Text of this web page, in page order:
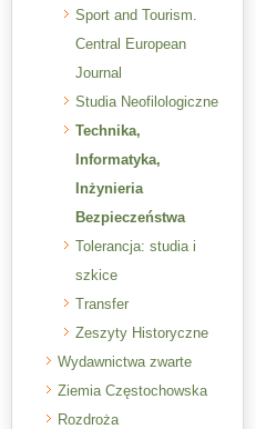
Sport and Tourism.
Central European
Journal
Studia Neofilologiczne
Technika,
Informatyka,
Inżynieria
Bezpieczeństwa
Tolerancja: studia i
szkice
Transfer
Zeszyty Historyczne
Wydawnictwa zwarte
Ziemia Częstochowska
Rozdroża